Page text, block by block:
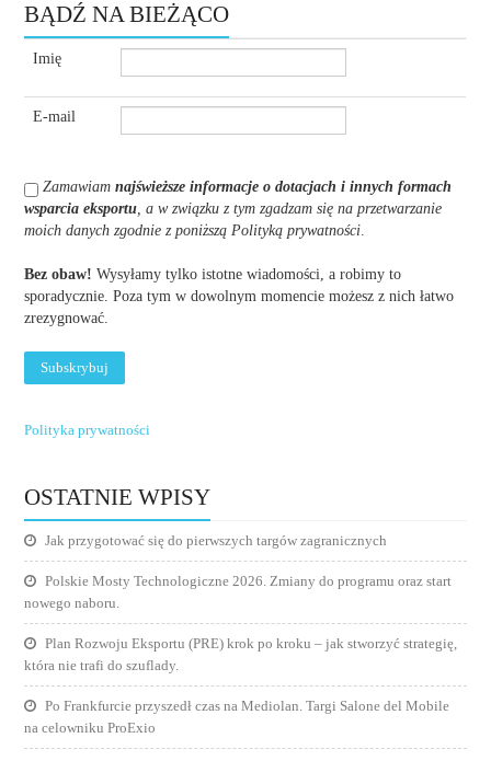
BĄDŹ NA BIEŻĄCO
Imię
E-mail
Zamawiamnajświeższe informacje o dotacjach i innych formach
wsparcia eksportu , a w związku z tym zgadzam się na przetwarzanie
moich danych zgodnie z poniższą Polityką prywatności
Bez obaw! Wysyłamy tylko istotne wiadomości, a robimy to
sporadycznie. Poza tym w dowolnym momencie możesz z nich łatwo
zrezygnować.
Polityka prywatności
OSTATNIE WPISY
Jak przygotować się do pierwszych targów zagranicznych
Polskie Mosty Technologiczne 2026. Zmiany do programu oraz start
nowego naboru.
Plan Rozwoju Eksportu (PRE) krok po kroku – jak stworzyć strategię,
która nie trafi do szuflady.
Po Frankfurcie przyszedł czas na Mediolan. Targi Salone del Mobile
na celowniku ProExio